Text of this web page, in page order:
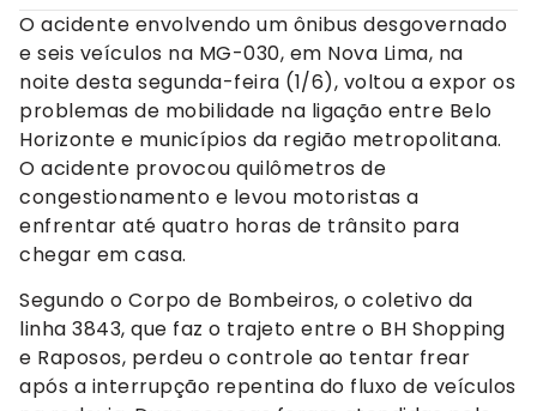
O acidente envolvendo um ônibus desgovernado
e seis veículos na MG-030, em Nova Lima, na
noite desta segunda-feira (1/6), voltou a expor os
problemas de mobilidade na ligação entre Belo
Horizonte e municípios da região metropolitana.
O acidente provocou quilômetros de
congestionamento e levou motoristas a
enfrentar até quatro horas de trânsito para
chegar em casa.
Segundo o Corpo de Bombeiros, o coletivo da
linha 3843, que faz o trajeto entre o BH Shopping
e Raposos, perdeu o controle ao tentar frear
após a interrupção repentina do fluxo de veículos